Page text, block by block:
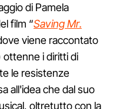
di Pamela
film “Saving Mr.
viene raccontato
ottenne i diritti di
le resistenze
all'idea che dal suo
oltretutto con la